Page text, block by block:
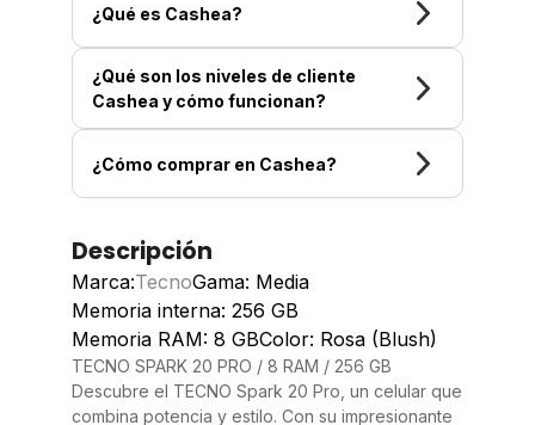
¿Qué es Cashea?
¿Qué son los niveles de cliente
Cashea y cómo funcionan?
¿Cómo comprar en Cashea?
Descripción
Marca:TecnoGama: Media
Memoria interna: 256 GB
Memoria RAM: 8 GBColor: Rosa (Blush)
TECNO SPARK 20 PRO / 8 RAM / 256 GB
Descubre el TECNO Spark 20 Pro, un celular que
combina potencia y estilo. Con su impresionante